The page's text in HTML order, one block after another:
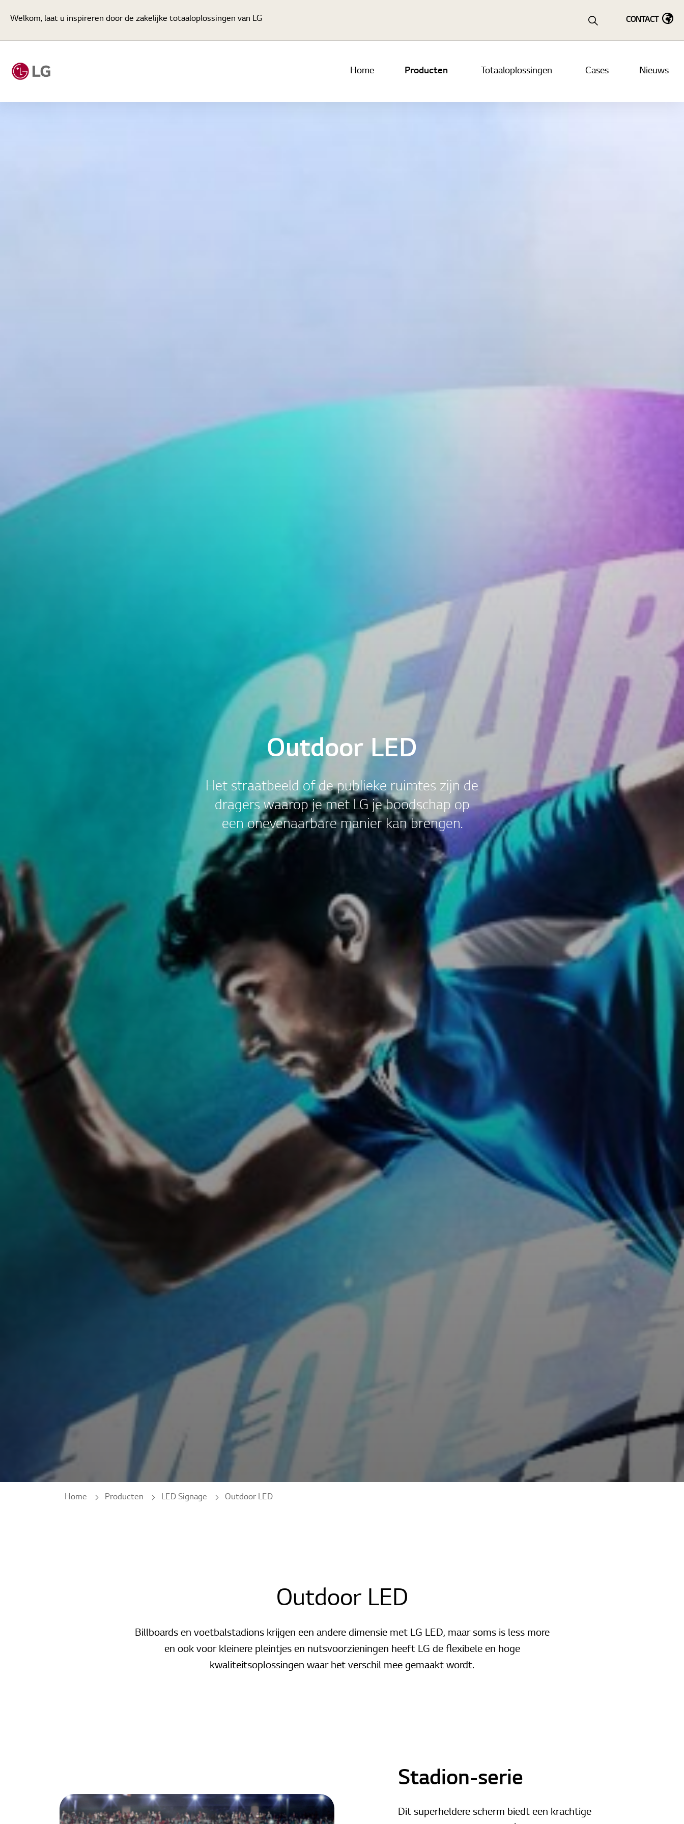
Home Producten Totaaloplossingen Cases Nieuws
CONTACT
Welkom, laat u inspireren door de zakelijke totaaloplossingen van LG
Outdoor LED
Het straatbeeld of de publieke ruimtes zijn de
dragers waarop je met LG je boodschap op
een onevenaarbare manier kan brengen.
Home Producten LED Signage Outdoor LED
Outdoor LED
Billboards en voetbalstadions krijgen een andere dimensie met LG LED, maar soms is less more
en ook voor kleinere pleintjes en nutsvoorzieningen heeft LG de flexibele en hoge
kwaliteitsoplossingen waar het verschil mee gemaakt wordt.
Stadion-serie
Dit superheldere scherm biedt een krachtige